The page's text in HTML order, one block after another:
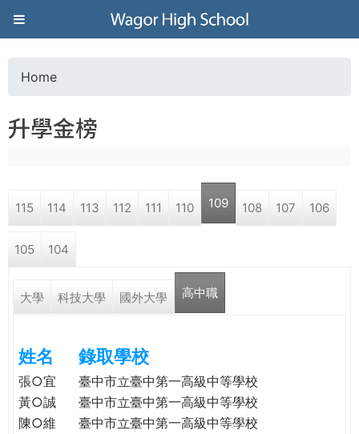
Jump to navigation
葳
格
高
學
格。
o
a
r
e
e
r
Home
升學金榜
115 114 113 112 111 110 109 108 107 106
105 104
大學 科技大學 國外大學 高中職
姓名 錄取學校
張○宜
臺中市立臺中第一高級中等學校
黃○誠
臺中市立臺中第一高級中等學校
陳○維
臺中市立臺中第一高級中等學校